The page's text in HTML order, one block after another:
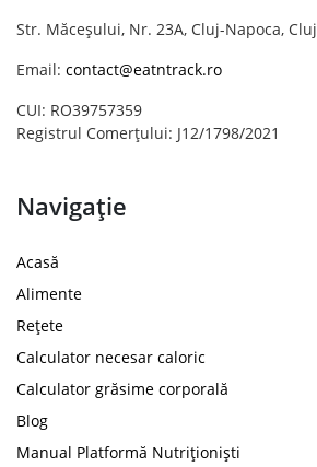
Str. Măceșului, Nr. 23A, Cluj-Napoca, Cluj
Email: contact@eatntrack.ro
CUI: RO39757359
Registrul Comerțului: J12/1798/2021
Navigație
Acasă
Alimente
Rețete
Calculator necesar caloric
Calculator grăsime corporală
Blog
Manual Platformă Nutriționiști